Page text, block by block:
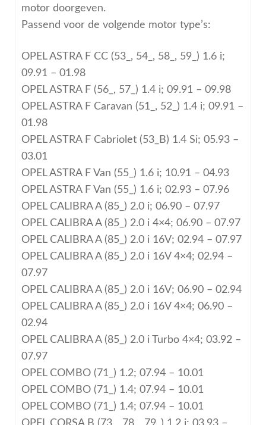
motor doorgeven.
Passend voor de volgende motor type’s:
OPEL ASTRA F CC (53_, 54_, 58_, 59_) 1.6 i;
09.91 – 01.98
OPEL ASTRA F (56_, 57_) 1.4 i; 09.91 – 09.98
OPEL ASTRA F Caravan (51_, 52_) 1.4 i; 09.91 –
01.98
OPEL ASTRA F Cabriolet (53_B) 1.4 Si; 05.93 –
03.01
OPEL ASTRA F Van (55_) 1.6 i; 10.91 – 04.93
OPEL ASTRA F Van (55_) 1.6 i; 02.93 – 07.96
OPEL CALIBRA A (85_) 2.0 i; 06.90 – 07.97
OPEL CALIBRA A (85_) 2.0 i 4×4; 06.90 – 07.97
OPEL CALIBRA A (85_) 2.0 i 16V; 02.94 – 07.97
OPEL CALIBRA A (85_) 2.0 i 16V 4×4; 02.94 –
07.97
OPEL CALIBRA A (85_) 2.0 i 16V; 06.90 – 02.94
OPEL CALIBRA A (85_) 2.0 i 16V 4×4; 06.90 –
02.94
OPEL CALIBRA A (85_) 2.0 i Turbo 4×4; 03.92 –
07.97
OPEL COMBO (71_) 1.2; 07.94 – 10.01
OPEL COMBO (71_) 1.4; 07.94 – 10.01
OPEL COMBO (71_) 1.4; 07.94 – 10.01
OPEL CORSA B (73_, 78_, 79_) 1.2 i; 03.93 –